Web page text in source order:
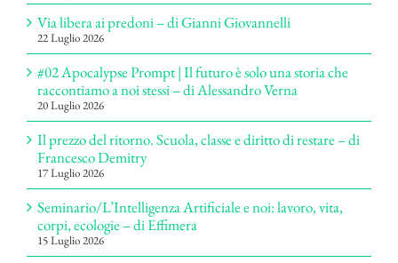
Via libera ai predoni – di Gianni Giovannelli
22 Luglio 2026
#02 Apocalypse Prompt | Il futuro è solo una storia che
raccontiamo a noi stessi – di Alessandro Verna
20 Luglio 2026
Il prezzo del ritorno. Scuola, classe e diritto di restare – di
Francesco Demitry
17 Luglio 2026
Seminario/L’Intelligenza Artificiale e noi: lavoro, vita,
corpi, ecologie – di Effimera
15 Luglio 2026